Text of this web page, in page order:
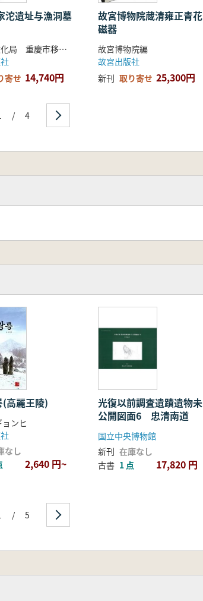
沱遺址与漁洞墓
重慶市文化局 重慶市移民局
寄せ 14,740円
故宮博物院蔵清雍正青花
磁器
故宮博物院編
故宮出版社
新刊 取り寄せ 25,300円
/ 4
(高麗王陵)
ンヒ
なし
2,640 円~
光復以前調査遺蹟遺物未
公開図面6 忠清南道
国立中央博物館
新刊 在庫なし
古書 1 点 17,820 円
/ 5